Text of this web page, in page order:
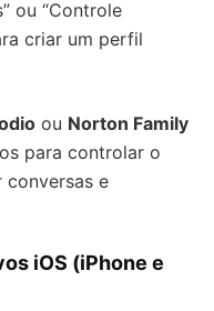
ou “Controle
criar um perfil
ou Norton Family
para controlar o
conversas e
iOS (iPhone e